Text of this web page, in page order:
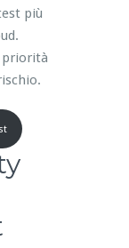
più
priorità